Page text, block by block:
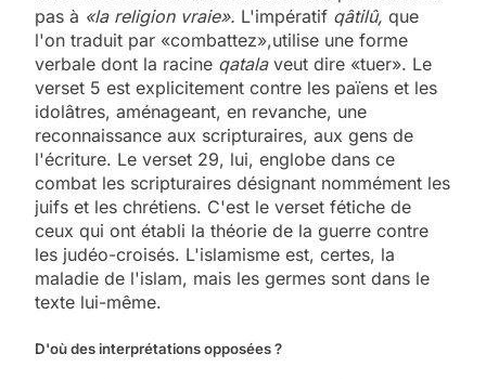
pas à «la religion vraie». L'impératif qâtilû, que
l'on traduit par «combattez»,utilise une forme
verbale dont la racine qatalaveut dire «tuer». Le
verset 5 est explicitement contre les païens et les
idolâtres, aménageant, en revanche, une
reconnaissance aux scripturaires, aux gens de
l'écriture. Le verset 29, lui, englobe dans ce
combat les scripturaires désignant nommément les
juifs et les chrétiens. C'est le verset fétiche de
ceux qui ont établi la théorie de la guerre contre
les judéo-croisés. L'islamisme est, certes, la
maladie de l'islam, mais les germes sont dans le
texte lui-même.
D'où des interprétations opposées ?